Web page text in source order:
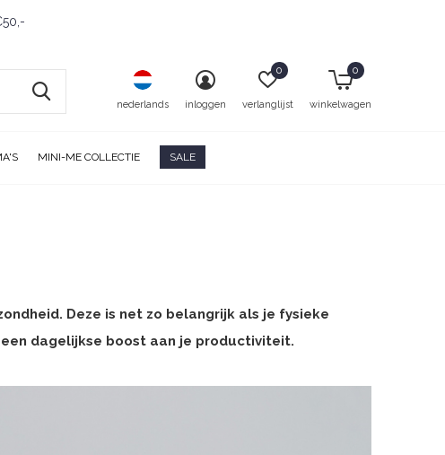
MINI-ME COLLECTIE SALE
nederlands inloggen verlanglijst
0
winkelwagen
0
Deze is net zo belangrijk als je fysieke
dagelijkse boost aan je productiviteit.